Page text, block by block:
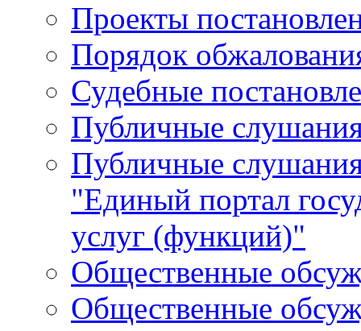
Проекты
Порядок
Судебные
Публичные
Публичные
"Единый портал
услуг (функций)"
Общественные
Общественные